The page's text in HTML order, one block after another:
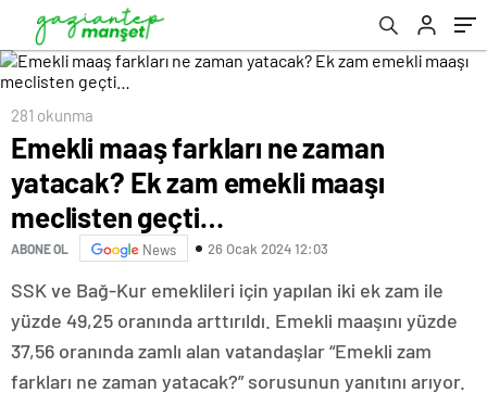
281 okunma
Emekli maaş farkları ne zaman
yatacak? Ek zam emekli maaşı
meclisten geçti…
ABONE OL News 26 Ocak 2024 12:03
SSK ve Bağ-Kur emeklileri için yapılan iki ek zam ile
yüzde 49,25 oranında arttırıldı. Emekli maaşını yüzde
37,56 oranında zamlı alan vatandaşlar “Emekli zam
farkları ne zaman yatacak?” sorusunun yanıtını arıyor.